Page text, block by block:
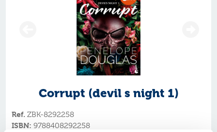
Corrupt (devil s night 1)
Ref. ZBK-8292258
ISBN: 9788408292258